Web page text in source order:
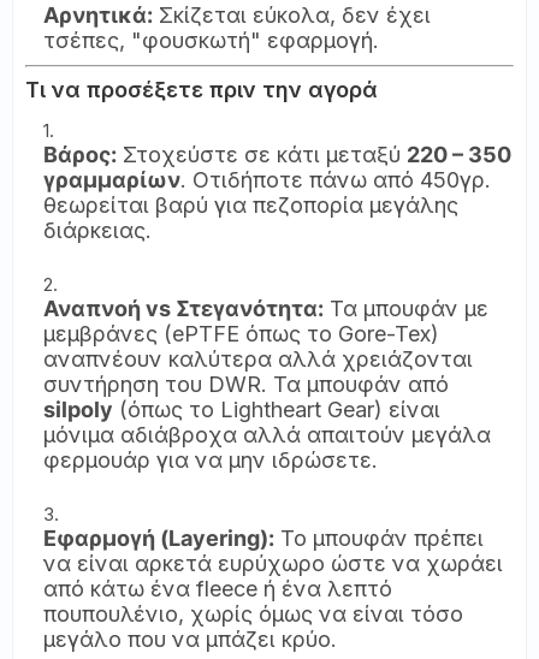
Αρνητικά: Σκίζεται εύκολα, δεν έχει
τσέπες, "φουσκωτή" εφαρμογή.
Τι να προσέξετε πριν την αγορά
Βάρος: Στοχεύστε σε κάτι μεταξύ 220 – 350
γραμμαρίων. Οτιδήποτε πάνω από 450γρ.
θεωρείται βαρύ για πεζοπορία μεγάλης
διάρκειας.
Αναπνοή vs Στεγανότητα: Τα μπουφάν με
μεμβράνες (ePTFE όπως το Gore-Tex)
αναπνέουν καλύτερα αλλά χρειάζονται
συντήρηση του DWR. Τα μπουφάν από
silpoly (όπως το Lightheart Gear) είναι
μόνιμα αδιάβροχα αλλά απαιτούν μεγάλα
φερμουάρ για να μην ιδρώσετε.
Εφαρμογή (Layering): Το μπουφάν πρέπει
να είναι αρκετά ευρύχωρο ώστε να χωράει
από κάτω ένα fleece ή ένα λεπτό
πουπουλένιο, χωρίς όμως να είναι τόσο
μεγάλο που να μπάζει κρύο.